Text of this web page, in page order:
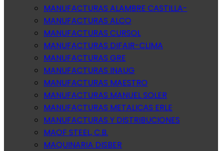
MANUFACTURAS ALAMBRE CASTILLA-
MANUFACTURAS ALCO
MANUFACTURAS CURSOL
MANUFACTURAS DIFAIR-CLIMA
MANUFACTURAS GRE
MANUFACTURAS INAUG
MANUFACTURAS MAESTRO
MANUFACTURAS MANUEL SOLER
MANUFACTURAS METALICAS ERLE
MANUFACTURAS Y DISTRIBUCIONES
MAOF STEEL, C.B.
MAQUINARIA DISBER